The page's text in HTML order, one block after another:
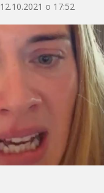
12.10.2021 o 17:52